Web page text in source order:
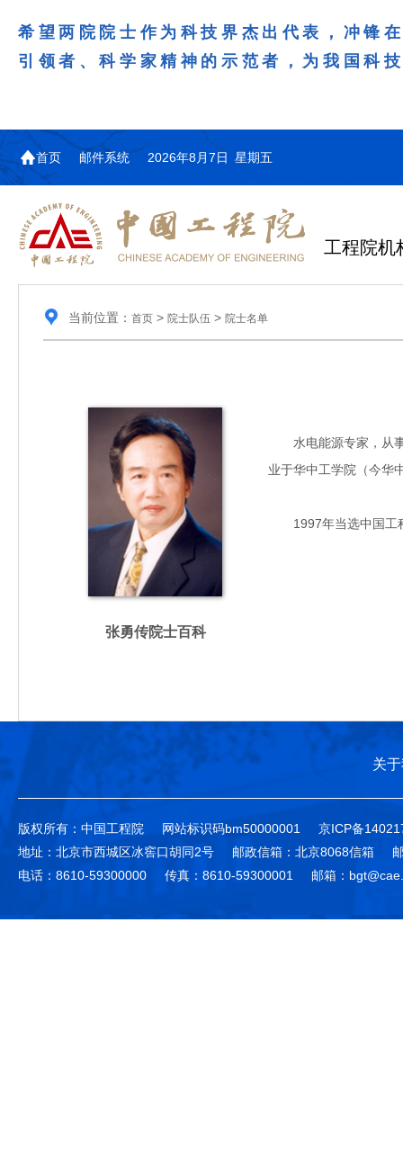
希望两院院士作为科技界杰出代表，冲锋
引领者、科学家精神的示范者，为我国科
首页 邮件系统 2026年8月7日 星期五
工程院机
当前位置： 首页> 院士队伍 > 院士名单
张勇传院士百科
水电能源专家，从事
业于华中工学院（今华
1997年当选中国工
关
版权所有：中国工程院 网站标识码bm50000001
京ICP备
地址：北京市西城区冰窖口胡同2号
邮政信箱：北京8068信箱
电话：8610-59300000
传真：8610-59300001 邮箱：